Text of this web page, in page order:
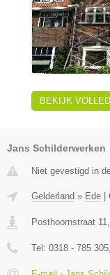
BEKIJK
Jans Schilderwerken
Niet gevestigd in
Gelderland » Ede
Posthoornstraat 11
Tel: 0318 - 785 305